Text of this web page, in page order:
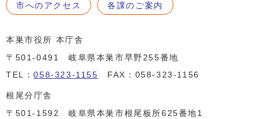
市へのアクセス 各課のご案内
本巣市役所 本庁舎
〒501-0491 岐阜県本巣市早野255番地
TEL：058-323-1155 FAX：058-323-1156
根尾分庁舎
〒501-1592 岐阜県本巣市根尾板所625番地1